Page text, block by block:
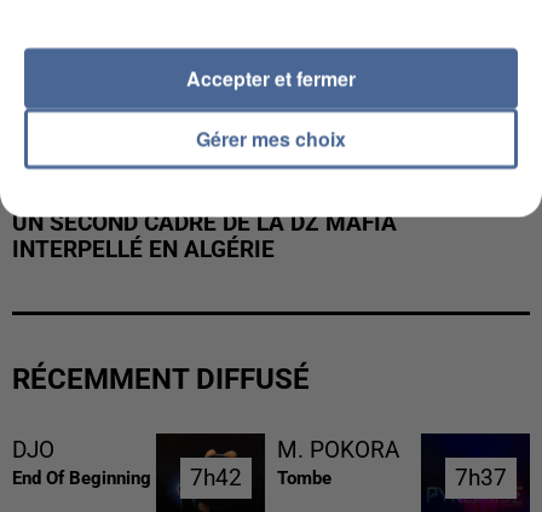
UN SECOND CADRE DE LA DZ MAFIA
INTERPELLÉ EN ALGÉRIE
RÉCEMMENT DIFFUSÉ
DJO
End Of Beginning 7h42
7h42
M. POKORA
Tombe 7h37
7h37
Gérer mes choix
Accepter et fermer